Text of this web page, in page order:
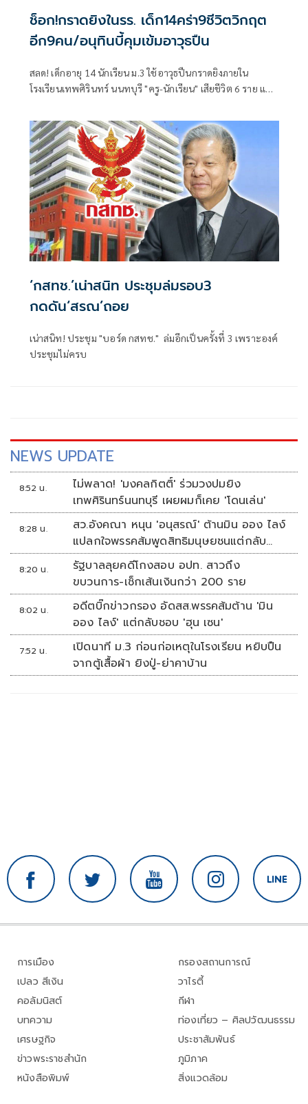
ช็อก!กราดยิงในรร. เด็ก14คร่า9ชีวิตวิกฤต
อีก9คน/อนุทินบี้คุมเข้มอาวุธปืน
สลด! เด็กอายุ 14 นักเรียน ม.3 ใช้อาวุธปืนกราดยิงภายใน
โรงเรียนเทพศิรินทร์ นนทบุรี "ครู-นักเรียน" เสียชีวิต 6 ราย และ
‘กสทช.’เน่าสนิท ประชุมล่มรอบ3
กดดัน‘สรณ’ถอย
เน่าสนิท! ประชุม "บอร์ด กสทช." ล่มอีกเป็นครั้งที่ 3 เพราะองค์
ประชุมไม่ครบ
NEWS UPDATE
8:52 น.
ไม่พลาด! 'มงคลกิตติ์' ร่วมวงปมยิง
เทพศิรินทร์นนทบุรี เผยผมก็เคย 'โดนเล่น'
8:28 น.
สว.อังคณา หนุน 'อนุสรณ์' ต้านมิน ออง ไลง์
แปลกใจพรรคส้มพูดสิทธิมนุษยชนแต่กลับ
เงียบ
8:20 น.
รัฐบาลลุยคดีโกงสอบ อปท. สาวถึง
ขบวนการ-เช็กเส้นเงินกว่า 200 ราย
8:02 น.
อดีตบิ๊กข่าวกรอง อัดสส.พรรคส้มต้าน 'มิน
ออง ไลง์' แต่กลับชอบ 'ฮุน เซน'
7:52 น.
เปิดนาที ม.3 ก่อนก่อเหตุในโรงเรียน หยิบปืน
จากตู้เสื้อผ้า ยิงปู่-ย่าคาบ้าน
การเมือง
เปลว สีเงิน
คอลัมนิสต์
บทความ
เศรษฐกิจ
ข่าวพระราชสำนัก
หนังสือพิมพ์
กรองสถานการณ์
วาไรตี้
กีฬา
ท่องเที่ยว – ศิลปวัฒนธรรม
ประชาสัมพันธ์
ภูมิภาค
สิ่งแวดล้อม